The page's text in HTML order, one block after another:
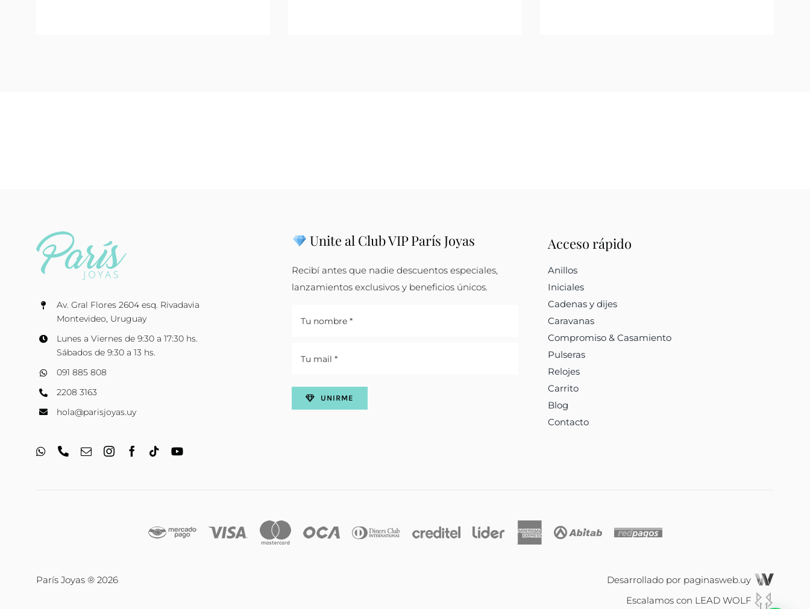
Av. Gral Flores 2604 esq. Rivadavia
Montevideo, Uruguay
Lunes a Viernes de 9:30 a 17:30 hs.
Sábados de 9:30 a 13 hs.
091 885 808
2208 3163
hola@parisjoyas.uy
Unite al Club VIP París Joyas
Recibí antes que nadie descuentos especiales,
lanzamientos exclusivos y beneficios únicos.
UNIRME
Acceso rápido
Anillos
Iniciales
Cadenas y dijes
Caravanas
Compromiso & Casamiento
Pulseras
Relojes
Carrito
Blog
Contacto
París Joyas ® 2026 Desarrollado por paginasweb.uy
Escalamos con LEAD WOLF